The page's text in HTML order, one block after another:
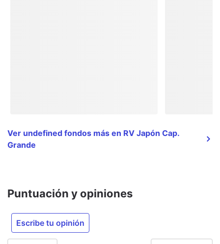
Ver undefined fondos más en RV Japón Cap.
Grande
Puntuación y opiniones
Escribe tu opinión